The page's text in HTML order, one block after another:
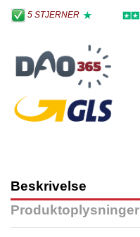
5 STJERNER
Beskrivelse
Produktoplysninger